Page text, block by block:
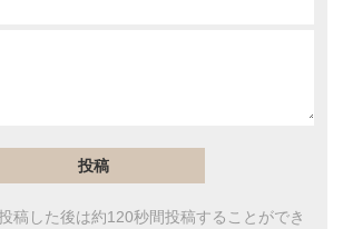
稿した後は約120秒間投稿することができ